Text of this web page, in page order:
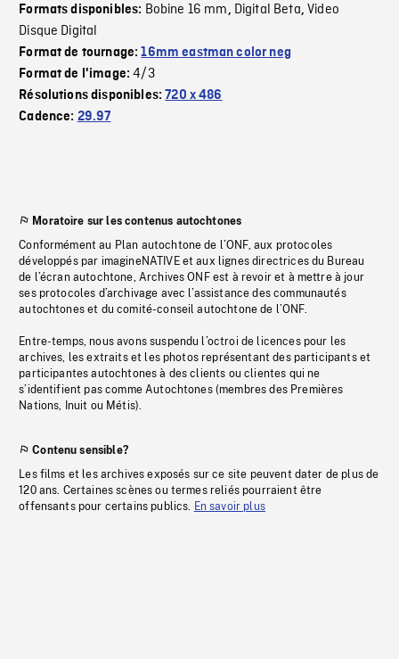
Formats disponibles: Bobine 16 mm, Digital Beta,Video
Disque Digital
Format de tournage:16mm eastman color neg
Format de l'image:4/3
Résolutions disponibles:720 x 486
Cadence: 29.97
Moratoire sur les contenus autochtones
Conformément au Plan autochtone de l’ONF, aux protocoles
développés par imagineNATIVE et aux lignes directrices du Bureau
de l’écran autochtone, Archives ONF est à revoir et à mettre à jour
ses protocoles d’archivage avec l’assistance des communautés
autochtones et du comité-conseil autochtone de l’ONF.
Entre-temps, nous avons suspendu l’octroi de licences pour les
archives, les extraits et les photos représentant des participants et
participantes autochtones à des clients ou clientes qui ne
s’identifient pas comme Autochtones (membres des Premières
Nations, Inuit ou Métis).
Contenu sensible?
Les films et les archives exposés sur ce site peuvent dater de plus de
120 ans. Certaines scènes ou termes reliés pourraient être
offensants pour certains publics. En savoir plus